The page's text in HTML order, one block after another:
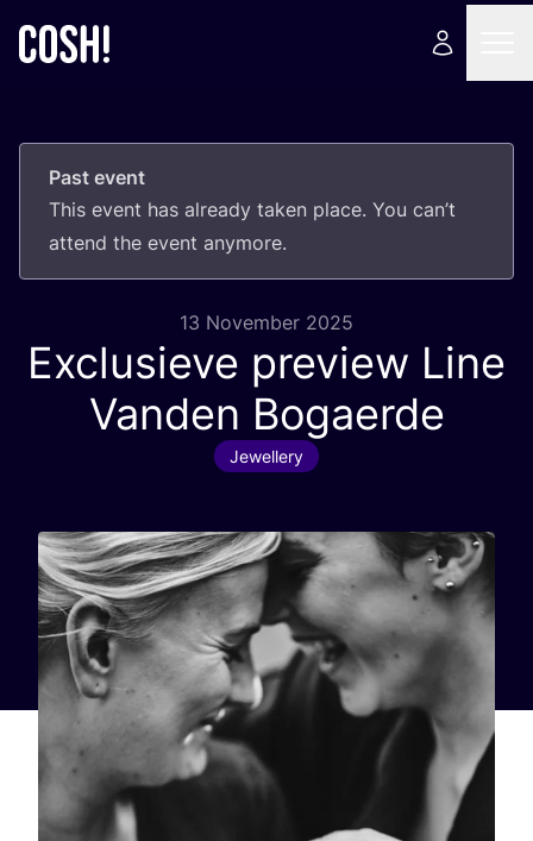
Past event
This event has already taken place. You can’t
attend the event anymore.
13 November 2025
Exclusieve preview Line
Vanden Bogaerde
Jewellery